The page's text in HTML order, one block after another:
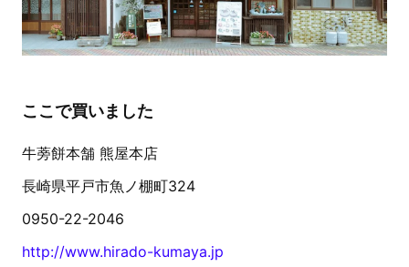
ここで買いました
牛蒡餅本舗 熊屋本店
長崎県平戸市魚ノ棚町324
0950-22-2046
http://www.hirado-kumaya.jp